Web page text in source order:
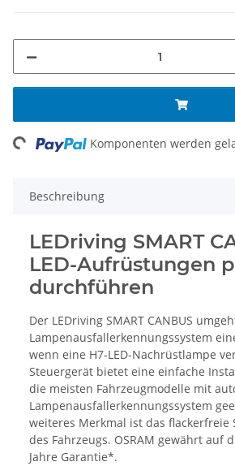
Komponenten werden
Beschreibung
LEDriving SMART
LED-Aufrüstungen
durchführen
Der LEDriving SMART CANBUS
Lampenausfallerkennungssystem
wenn eine H7-LED-Nachrüstlampe
Steuergerät bietet eine einfache
die meisten Fahrzeugmodelle mit
Lampenausfallerkennungssystem
weiteres Merkmal ist das flackerfreie
des Fahrzeugs. OSRAM gewährt auf
Jahre Garantie*.